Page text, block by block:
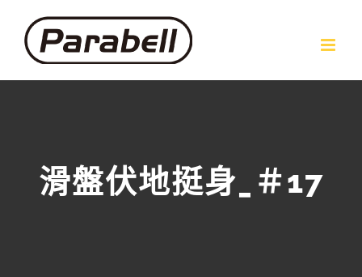
content
滑盤伏地挺身_＃17